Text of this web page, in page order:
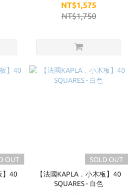
NT$1,575
NT$1,750
OUT
】40
SOLD OUT
【法國KAPLA．小木板】40
SQUARES - 白色